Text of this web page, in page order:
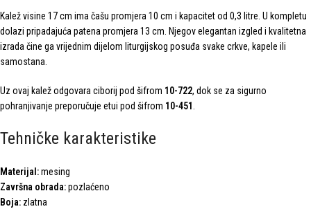
Kalež visine 17 cm ima čašu promjera 10 cm i kapacitet od 0,3 litre. U kompletu
dolazi pripadajuća patena promjera 13 cm. Njegov elegantan izgled i kvalitetna
izrada čine ga vrijednim dijelom liturgijskog posuđa svake crkve, kapele ili
samostana.
Uz ovaj kalež odgovara ciborij pod šifrom 10-722, dok se za sigurno
pohranjivanje preporučuje etui pod šifrom 10-451 .
Tehničke karakteristike
Materijal:mesing
Završna obrada:pozlaćeno
Boja: zlatna